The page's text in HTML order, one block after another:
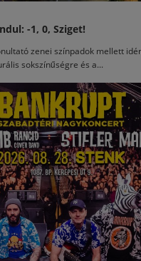
-1, 0, Sziget!
zenei színpadok mellett
sokszínűségre és a...